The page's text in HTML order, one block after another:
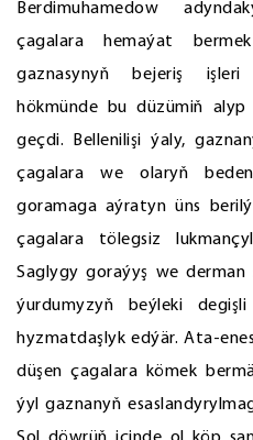
Berdimuhamedow
çagalara hemaýat
gaznasynyň bejeriş
hökmünde bu düzümiň
geçdi. Bellenilişi ýaly,
çagalara we olaryň
goramaga aýratyn üns
çagalara tölegsiz
Saglygy goraýyş we
ýurdumyzyň beýleki
hyzmatdaşlyk edýär. Ata-
düşen çagalara kömek
ýyl gaznanyň